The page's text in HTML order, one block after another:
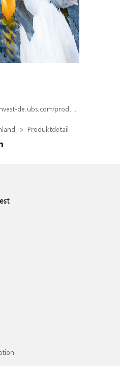
produkt/detail/index/isin/DE000WA6Q6S3
Produktdetail